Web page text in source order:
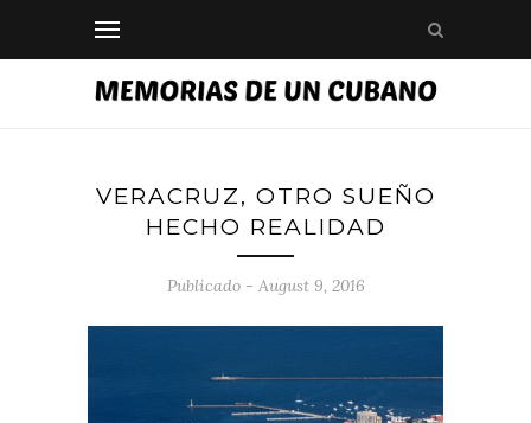
VERACRUZ, OTRO SUEÑO
HECHO REALIDAD
Publicado - August 9, 2016